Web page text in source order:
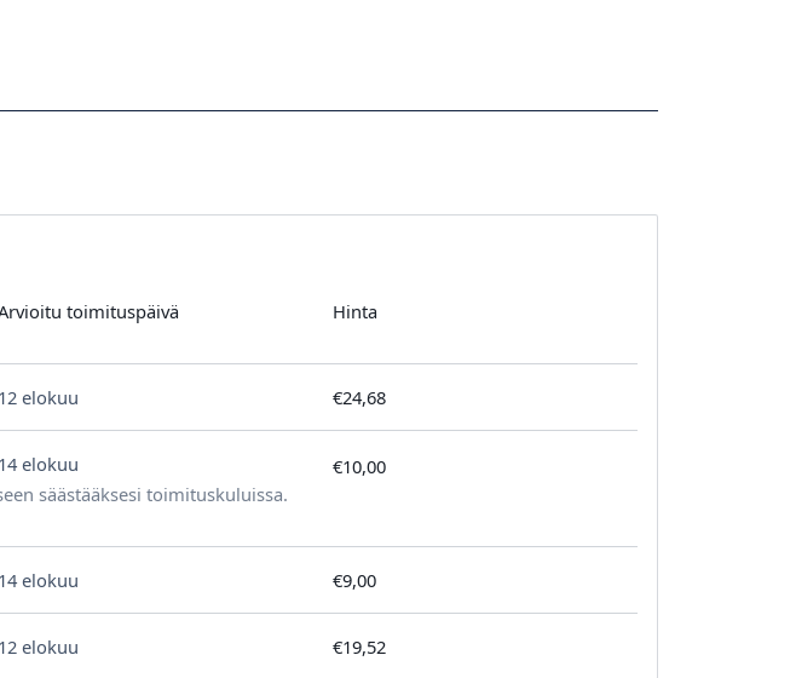
toimituspäivä Hinta
12 elokuu €24,68
14 elokuu €10,00
säästääksesi toimituskuluissa.
14 elokuu €9,00
12 elokuu €19,52